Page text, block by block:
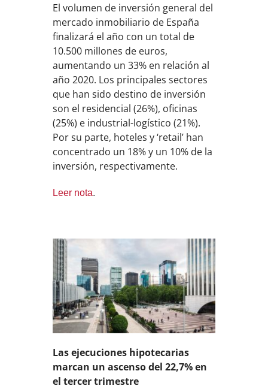
El volumen de inversión general del
mercado inmobiliario de España
finalizará el año con un total de
10.500 millones de euros,
aumentando un 33% en relación al
año 2020. Los principales sectores
que han sido destino de inversión
son el residencial (26%), oficinas
(25%) e industrial-logístico (21%).
Por su parte, hoteles y ‘retail’ han
concentrado un 18% y un 10% de la
inversión, respectivamente.
Leer nota.
Las ejecuciones hipotecarias
marcan un ascenso del 22,7% en
el tercer trimestre